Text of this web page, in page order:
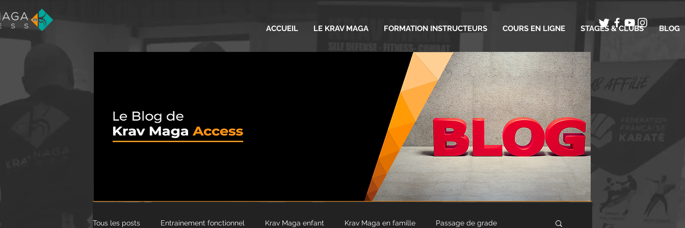
ACCUEIL LE KRAV MAGA FORMATION INSTRUCTEURS COURS EN LIGNE STAGES & CLUBS BLOG
Tous les posts Entrainement fonctionnel Krav Maga enfant Krav Maga en famille Passage de grade